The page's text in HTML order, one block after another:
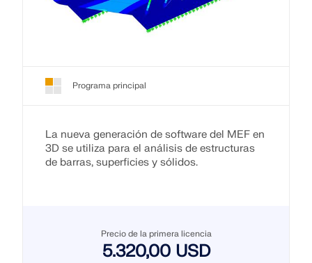
Programa principal
La nueva generación de software del MEF en
3D se utiliza para el análisis de estructuras
de barras, superficies y sólidos.
Precio de la primera licencia
5.320,00 USD